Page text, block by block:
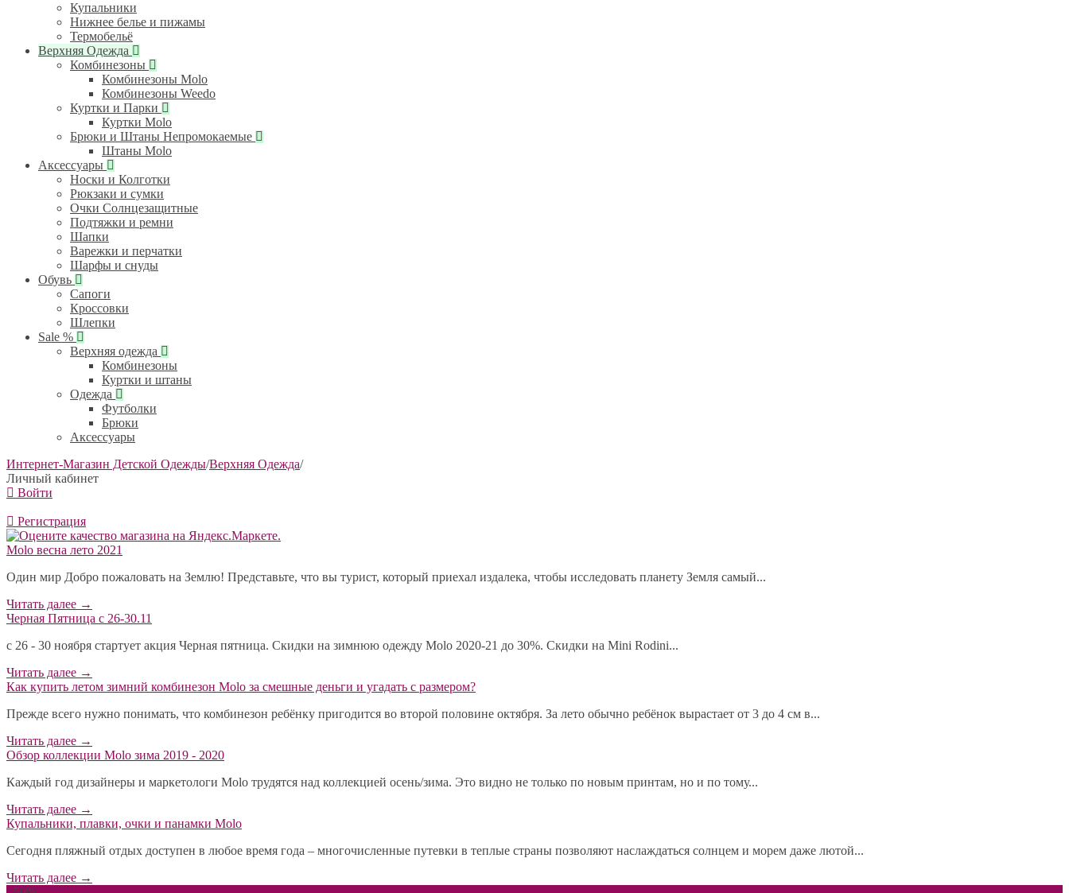
Купальники
Нижнее белье и пижамы
Термобельё
Верхняя Одежда
Комбинезоны
Комбинезоны Molo
Комбинезоны Weedo
Куртки и Парки
Куртки Molo
Брюки и Штаны Непромокаемые
Штаны Molo
Аксессуары
Носки и Колготки
Рюкзаки и сумки
Очки Солнцезащитные
Подтяжки и ремни
Шапки
Варежки и перчатки
Шарфы и снуды
Обувь
Сапоги
Кроссовки
Шлепки
Sale %
Верхняя одежда
Комбинезоны
Куртки и штаны
Одежда
Футболки
Брюки
Аксессуары
Интернет-Магазин Детской Одежды/Верхняя Одежда/
Личный кабинет
Войти
Регистрация
Molo весна лето 2021
Один мир Добро пожаловать на Землю! Представьте, что вы турист, который приехал издалека, чтобы исследовать планету Земля самый...
Читать далее →
Черная Пятница с 26-30.11
с 26 - 30 ноября стартует акция Черная пятница. Скидки на зимнюю одежду Molo 2020-21 до 30%. Скидки на Mini Rodini...
Читать далее →
​Как купить летом зимний комбинезон Molo за смешные деньги и угадать с размером?
Прежде всего нужно понимать, что комбинезон ребёнку пригодится во второй половине октября. За лето обычно ребёнок вырастает от 3 до 4 см в...
Читать далее →
Обзор коллекции Molo зима 2019 - 2020
Каждый год дизайнеры и маркетологи Molo трудятся над коллекцией осень/зима. Это видно не только по новым принтам, но и по тому...
Читать далее →
Купальники, плавки, очки и панамки Molo
Сегодня пляжный отдых доступен в любое время года – многочисленные путевки в теплые страны позволяют наслаждаться солнцем и морем даже лютой...
Читать далее →